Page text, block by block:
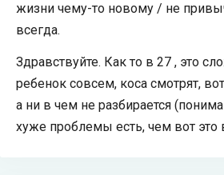
жизни чему-то новому / не
всегда.
Здравствуйте. Как то в 27 , это
ребенок совсем, коса смотрят,
а ни в чем не разбирается
хуже проблемы есть, чем вот это